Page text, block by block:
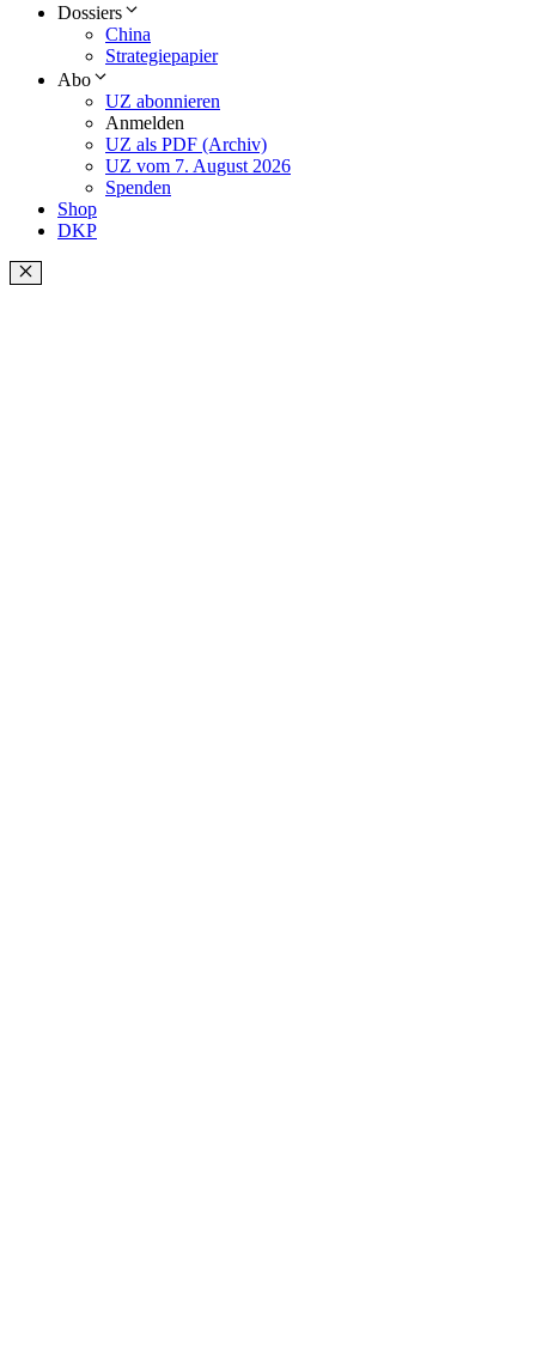
Dossiers
China
Strategiepapier
Abo
UZ abonnieren
Anmelden
UZ als PDF (Archiv)
UZ vom 7. August 2026
Spenden
Shop
DKP
Schließen